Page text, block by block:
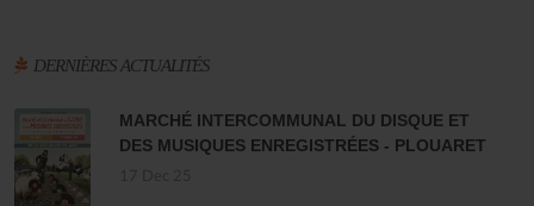
DERNIÈRES ACTUALITÉS
MARCHÉ INTERCOMMUNAL DU DISQUE ET
DES MUSIQUES ENREGISTRÉES - PLOUARET